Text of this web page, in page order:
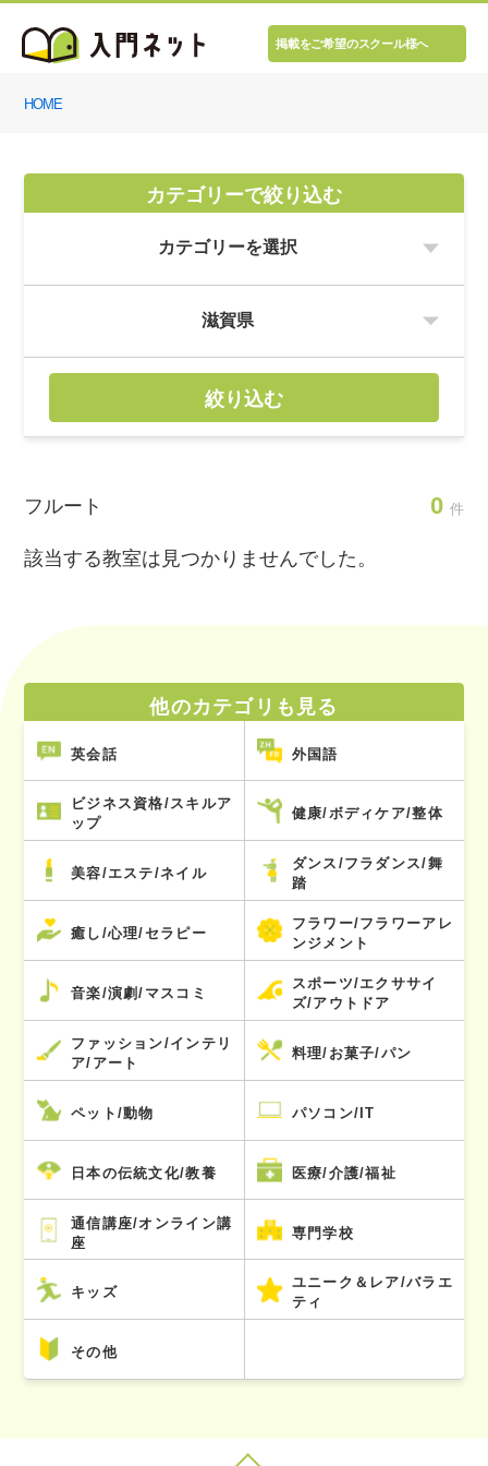
掲載をご希望のスクール様へ
HOME
カテゴリーで絞り込む
絞り込む
フルート 0 件
該当する教室は見つかりませんでした。
他のカテゴリも見る
英会話 外国語
ビジネス資格/スキルア
ップ
健康/ボディケア/整体
美容/エステ/ネイル
ダンス/フラダンス/舞
踏
癒し/心理/セラピー
フラワー/フラワーアレ
ンジメント
音楽/演劇/マスコミ
スポーツ/エクササイ
ズ/アウトドア
ファッション/インテリ
ア/アート
料理/お菓子/パン
ペット/動物 パソコン/IT
日本の伝統文化/教養 医療/介護/福祉
通信講座/オンライン講
座
専門学校
キッズ
ユニーク＆レア/バラエ
ティ
その他